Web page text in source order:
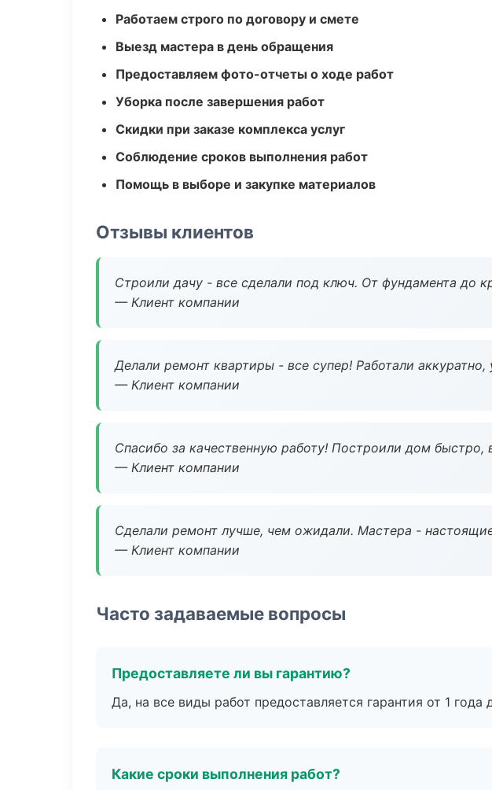
Работаем строго по договору и смете
Выезд мастера в день обращения
Предоставляем фото-отчеты о ходе работ
Уборка после завершения работ
Скидки при заказе комплекса услуг
Соблюдение сроков выполнения работ
Помощь в выборе и закупке материалов
Отзывы клиентов
Строили дачу - все сделали под ключ. От фундамента до
— Клиент компании
Делали ремонт квартиры - все супер! Работали
— Клиент компании
Спасибо за качественную работу! Построили дом быстро,
— Клиент компании
Сделали ремонт лучше, чем ожидали. Мастера -
— Клиент компании
Часто задаваемые вопросы
Предоставляете ли вы гарантию?
Да, на все виды работ предоставляется гарантия от 1
Какие сроки выполнения работ?